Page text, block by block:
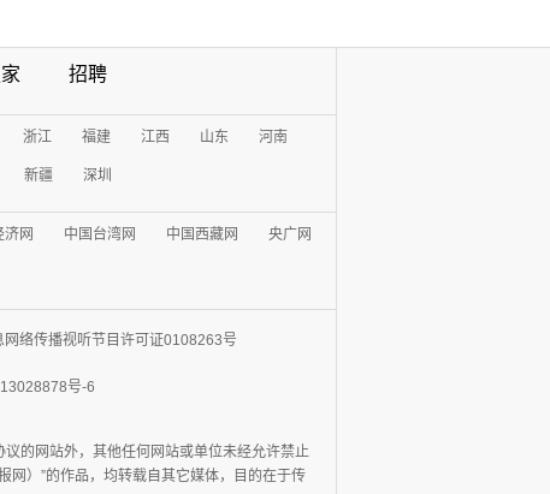
招聘
浙江 福建 江西 山东 河南
新疆 深圳
济网 中国台湾网 中国西藏网 央广网
网络传播视听节目许可证0108263号
号-6
的网站外，其他任何网站或单位未经允许禁止
）”的作品，均转载自其它媒体，目的在于传